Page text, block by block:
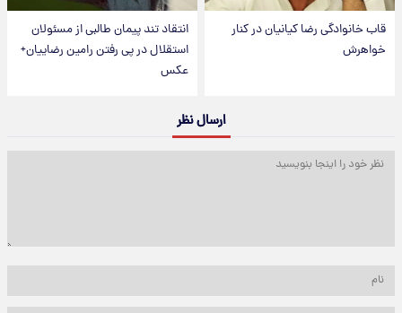
قاب خانوادگی رضا کیانیان در کنار
خواهرش
انتقاد تند پیمان طالبی از مسئولان
استقلال در پی رفتن رامین رضاییان+
عکس
ارسال نظر